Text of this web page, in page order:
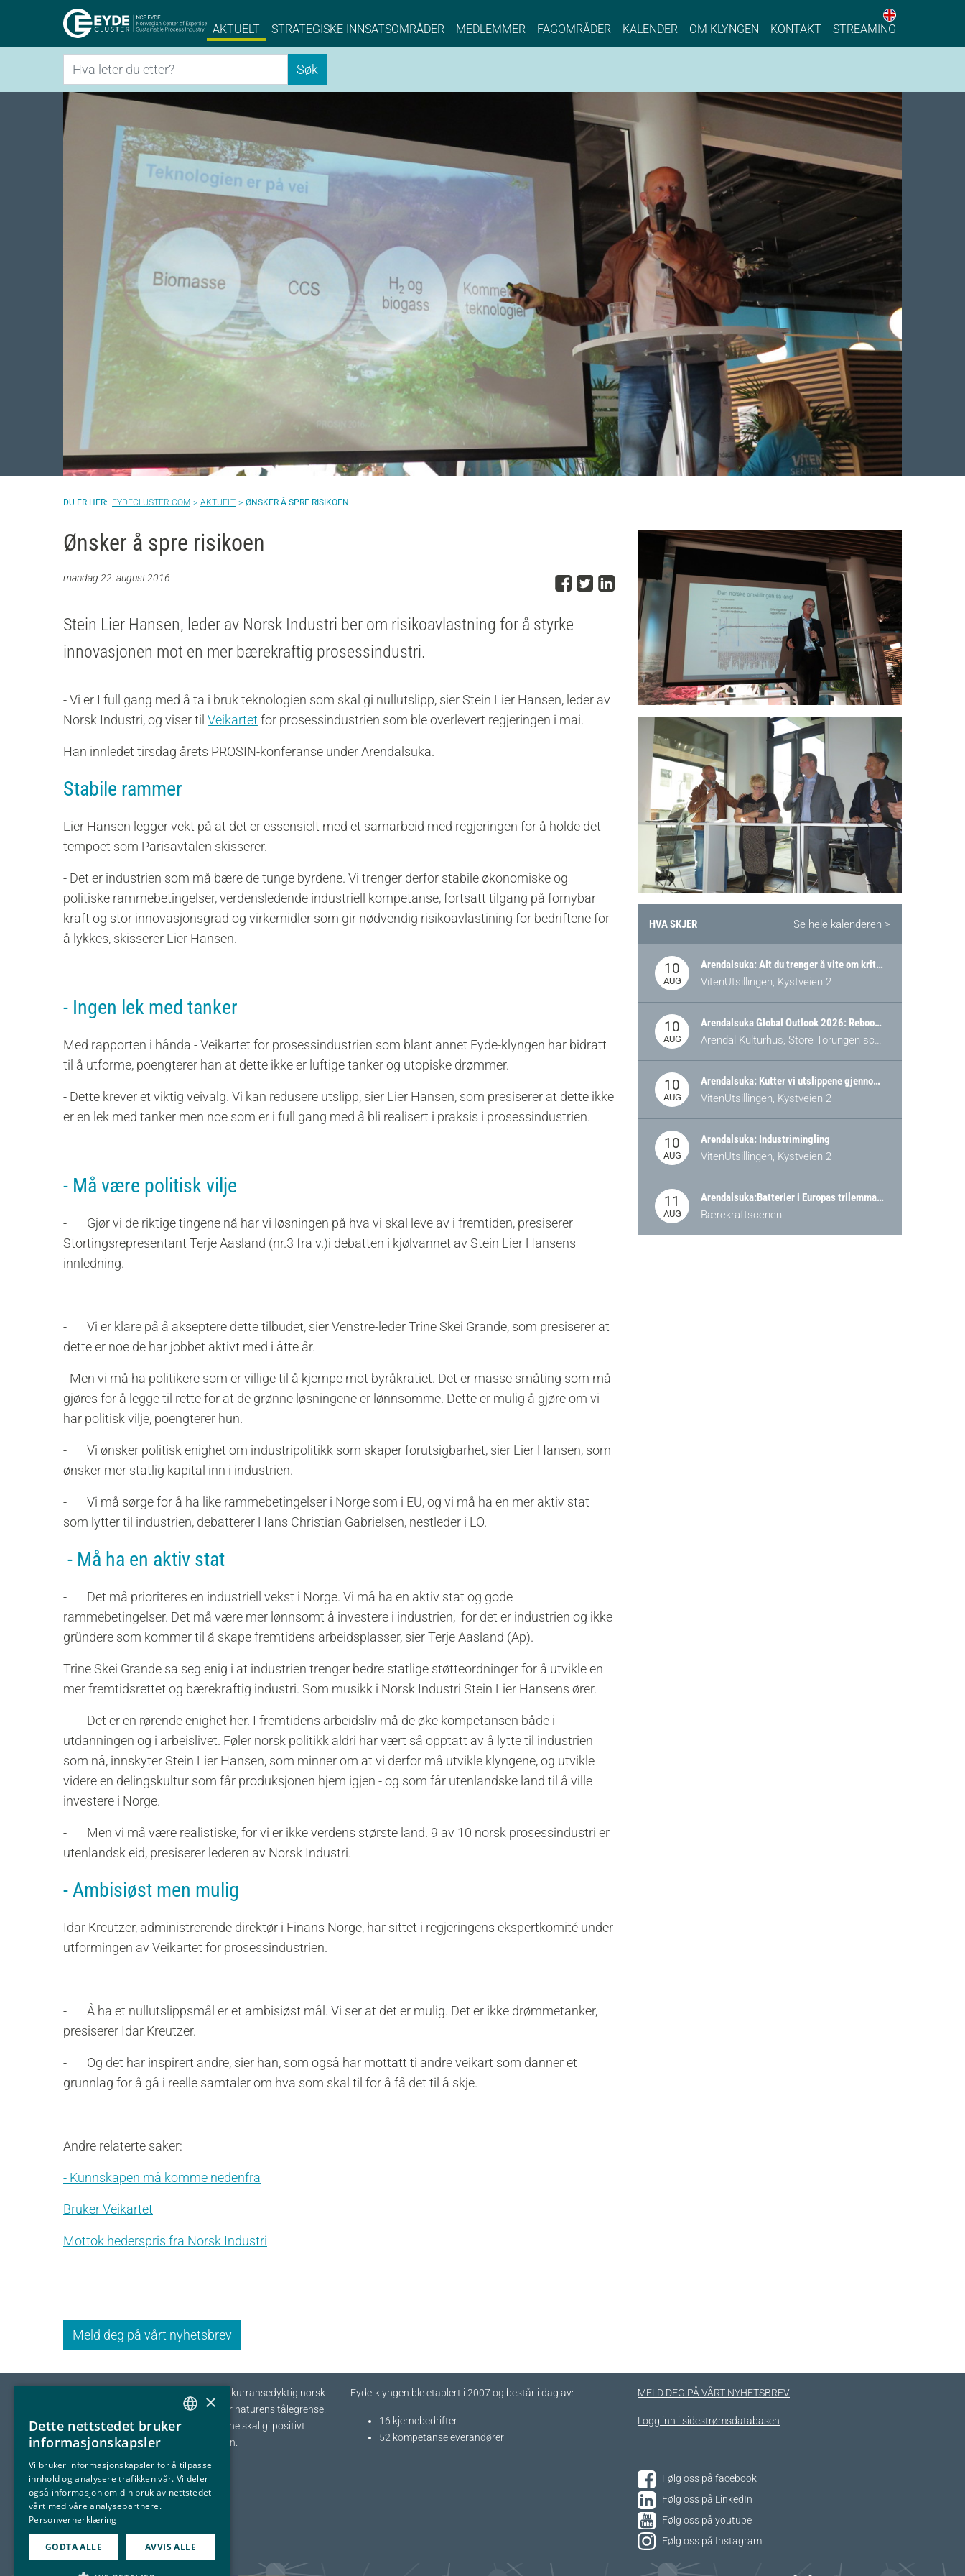
Eyde-Cluster | NCE EYDE, Norwegian Center of Expertise, Sustainable Process Industry
AKTUELT STRATEGISKE INNSATSOMRÅDER MEDLEMMER FAGOMRÅDER KALENDER OM KLYNGEN KONTAKT STREAMING
English
Søk Søk
EYDECLUSTER.COM AKTUELT ØNSKER Å SPRE RISIKOEN
Ønsker å spre risikoen
mandag 22. august 2016 Del på Facebook
Del på Twitter
Del på LinkedIn
Stein Lier Hansen, leder av Norsk Industri ber om risikoavlastning for å styrke
innovasjonen mot en mer bærekraftig prosessindustri.
- Vi er I full gang med å ta i bruk teknologien som skal gi nullutslipp, sier Stein Lier Hansen, leder av
Norsk Industri, og viser til Veikartet for prosessindustrien som ble overlevert regjeringen i mai.
Han innledet tirsdag årets PROSIN-konferanse under Arendalsuka.
Stabile rammer
Lier Hansen legger vekt på at det er essensielt med et samarbeid med regjeringen for å holde det
tempoet som Parisavtalen skisserer.
- Det er industrien som må bære de tunge byrdene. Vi trenger derfor stabile økonomiske og
politiske rammebetingelser, verdensledende industriell kompetanse, fortsatt tilgang på fornybar
kraft og stor innovasjonsgrad og virkemidler som gir nødvendig risikoavlastining for bedriftene for
å lykkes, skisserer Lier Hansen.
- Ingen lek med tanker
Med rapporten i hånda - Veikartet for prosessindustrien som blant annet Eyde-klyngen har bidratt
til å utforme, poengterer han at dette ikke er luftige tanker og utopiske drømmer.
- Dette krever et viktig veivalg. Vi kan redusere utslipp, sier Lier Hansen, som presiserer at dette ikke
er en lek med tanker men noe som er i full gang med å bli realisert i praksis i prosessindustrien.
- Må være politisk vilje
- Gjør vi de riktige tingene nå har vi løsningen på hva vi skal leve av i fremtiden, presiserer
Stortingsrepresentant Terje Aasland (nr.3 fra v.)i debatten i kjølvannet av Stein Lier Hansens
innledning.
- Vi er klare på å akseptere dette tilbudet, sier Venstre-leder Trine Skei Grande, som presiserer at
dette er noe de har jobbet aktivt med i åtte år.
- Men vi må ha politikere som er villige til å kjempe mot byråkratiet. Det er masse småting som må
gjøres for å legge til rette for at de grønne løsningene er lønnsomme. Dette er mulig å gjøre om vi
har politisk vilje, poengterer hun.
- Vi ønsker politisk enighet om industripolitikk som skaper forutsigbarhet, sier Lier Hansen, som
ønsker mer statlig kapital inn i industrien.
- Vi må sørge for å ha like rammebetingelser i Norge som i EU, og vi må ha en mer aktiv stat
som lytter til industrien, debatterer Hans Christian Gabrielsen, nestleder i LO.
- Må ha en aktiv stat
- Det må prioriteres en industriell vekst i Norge. Vi må ha en aktiv stat og gode
rammebetingelser. Det må være mer lønnsomt å investere i industrien, for det er industrien og ikke
gründere som kommer til å skape fremtidens arbeidsplasser, sier Terje Aasland (Ap).
Trine Skei Grande sa seg enig i at industrien trenger bedre statlige støtteordninger for å utvikle en
mer fremtidsrettet og bærekraftig industri. Som musikk i Norsk Industri Stein Lier Hansens ører.
- Det er en rørende enighet her. I fremtidens arbeidsliv må de øke kompetansen både i
utdanningen og i arbeislivet. Føler norsk politikk aldri har vært så opptatt av å lytte til industrien
som nå, innskyter Stein Lier Hansen, som minner om at vi derfor må utvikle klyngene, og utvikle
videre en delingskultur som får produksjonen hjem igjen - og som får utenlandske land til å ville
investere i Norge.
- Men vi må være realistiske, for vi er ikke verdens største land. 9 av 10 norsk prosessindustri er
utenlandsk eid, presiserer lederen av Norsk Industri.
- Ambisiøst men mulig
Idar Kreutzer, administrerende direktør i Finans Norge, har sittet i regjeringens ekspertkomité under
utformingen av Veikartet for prosessindustrien.
- Å ha et nullutslippsmål er et ambisiøst mål. Vi ser at det er mulig. Det er ikke drømmetanker,
presiserer Idar Kreutzer.
- Og det har inspirert andre, sier han, som også har mottatt ti andre veikart som danner et
grunnlag for å gå i reelle samtaler om hva som skal til for å få det til å skje.
Andre relaterte saker:
- Kunnskapen må komme nedenfra
Bruker Veikartet
Mottok hederspris fra Norsk Industri
Meld deg på vårt nyhetsbrev
HVA SKJER Se hele kalenderen >
10
AUG
Arendalsuka: Alt du trenger å vite om kritiske og strategiske verdikjeder i Norge
VitenUtsillingen, Kystveien 2
10
AUG
Arendalsuka Global Outlook 2026: Rebooting Democracy for a New World Order
Arendal Kulturhus, Store Torungen scene
10
AUG
Arendalsuka: Kutter vi utslippene gjennom omstilling – eller tap av industri?
VitenUtsillingen, Kystveien 2
10
AUG
Arendalsuka: Industrimingling
VitenUtsillingen, Kystveien 2
11
AUG
Arendalsuka:Batterier i Europas trilemma: Energisikkerhet, konkurransekraft og bærekraft (Battery Norway-arrangement)
Bærekraftscenen
Eyde-klyngen skal sikre tilvekst og konkurransedyktig norsk
prosessindustri som opererer innenfor naturens tålegrense.
I fellesskap streber vi etter at bedriftene skal gi positivt
bidrag tilbake til samfunnet og naturen.
Eyde-klyngen ble etablert i 2007 og består i dag av:
16 kjernebedrifter​
52 kompetanseleverandører
MELD DEG PÅ VÅRT NYHETSBREV
Logg inn i sidestrømsdatabasen
Følg oss på facebook
Følg oss på LinkedIn
Følg oss på youtube
Følg oss på Instagram
NORWEGIAN
×
Dette nettstedet bruker
informasjonskapsler
Vi bruker informasjonskapsler for å tilpasse
innhold og analysere trafikken vår. Vi deler
også informasjon om din bruk av nettstedet
vårt med våre analysepartnere.
Personvernerklæring
GODTA ALLE AVVIS ALLE